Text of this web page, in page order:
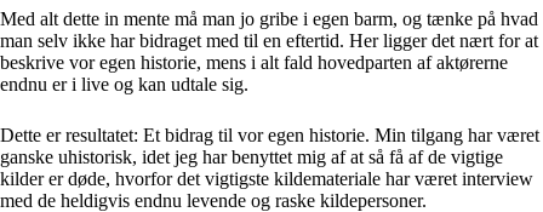
Med alt dette in mente må man jo gribe i egen barm, og tænke på hvad
man selv ikke har bidraget med til en eftertid. Her ligger det nært for at
beskrive vor egen historie, mens i alt fald hovedparten af aktørerne
endnu er i live og kan udtale sig.
Dette er resultatet: Et bidrag til vor egen historie. Min tilgang har været
ganske uhistorisk, idet jeg har benyttet mig af at så få af de vigtige
kilder er døde, hvorfor det vigtigste kildemateriale har været interview
med de heldigvis endnu levende og raske kildepersoner.